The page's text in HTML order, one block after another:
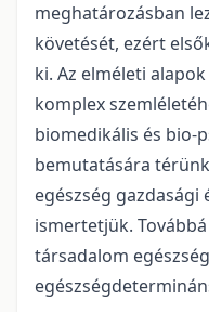
meghatározásban
követését, ezért
ki. Az elméleti
komplex
biomedikális és bio-
bemutatására
egészség
ismertetjük.
társadalom